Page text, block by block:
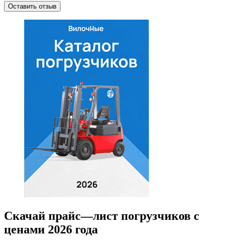
Оставить отзыв
Скачай прайс—лист погрузчиков с
ценами 2026 года